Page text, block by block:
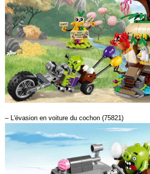
– L'évasion en voiture du cochon (75821)